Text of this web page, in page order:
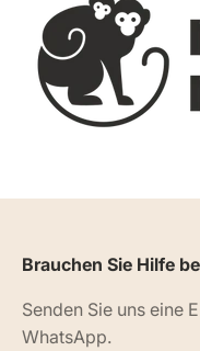
Brauchen Sie Hilfe
Senden Sie uns eine
WhatsApp.